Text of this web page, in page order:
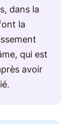
dans la
la
qui est
avoir